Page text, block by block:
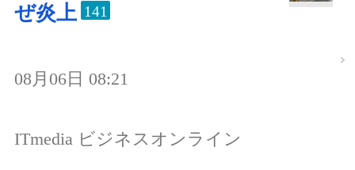
ぜ炎上 141
08月06日 08:21
ITmedia ビジネスオンライン